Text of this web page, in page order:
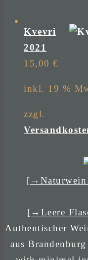
Kvevri
2021
15,00 €
inkl. 19 %
zzgl.
[→Leere
Authentischer
aus